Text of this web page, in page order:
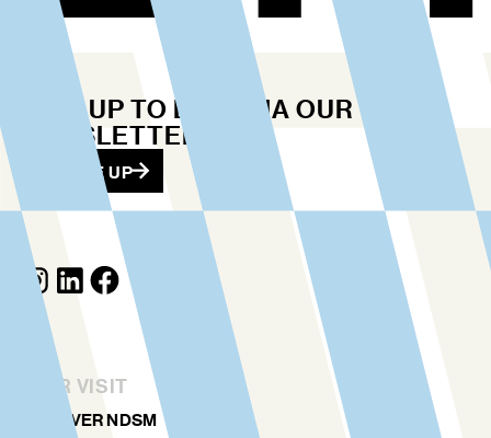
YOUR VISIT
DISCOVER NDSM
STAY UP TO DATE VIA OUR
NEWSLETTER
SIGN ME UP